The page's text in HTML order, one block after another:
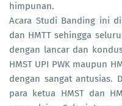
himpunan.
Acara Studi Banding ini
dan HMTT sehingga
dengan lancar dan
HMST UPI PWK maupun
dengan sangat antusias.
para ketua HMST dan